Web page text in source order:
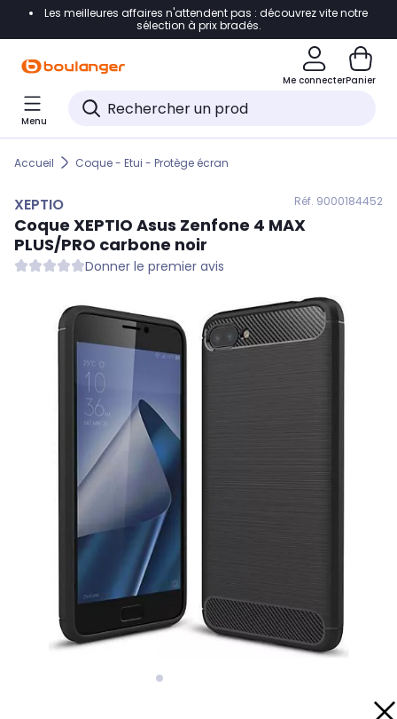
Accéder directement à la navigation
Accéder directement au pied de page
Accéder directement au chatbot
Les meilleures affaires n'attendent pas : découvrez vite notre
sélection à prix bradés.
Me connecterPanier
Menu
Accueil Coque - Etui - Protège écran
XEPTIO Réf. 9000184452
Coque XEPTIO Asus Zenfone 4 MAX
PLUS/PRO carbone noir
Donner le premier avis